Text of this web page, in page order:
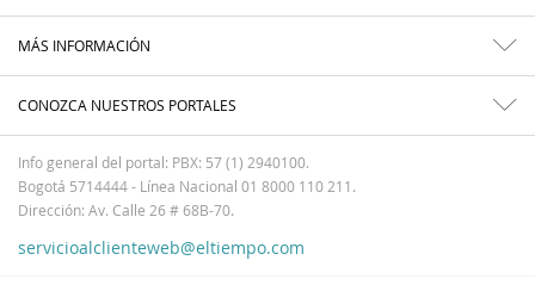
MÁS INFORMACIÓN
CONOZCA NUESTROS PORTALES
Info general del portal: PBX: 57 (1) 2940100.
Bogotá 5714444 - Línea Nacional 01 8000 110 211.
Dirección: Av. Calle 26 # 68B-70.
servicioalclienteweb@eltiempo.com